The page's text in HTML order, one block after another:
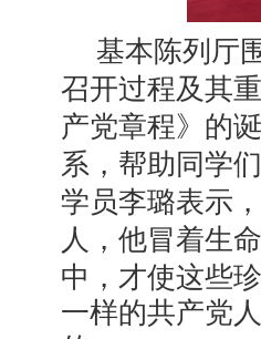
基本陈列厅
召开过程及其
产党章程》的
系，帮助同学
学员李璐表示，
人 ， 他冒着生
中，才使这些
一样的共产党